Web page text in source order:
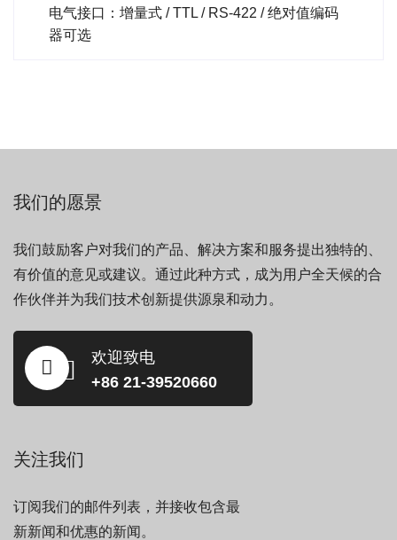
电气接口：增量式 / TTL / RS-422 / 绝对值编码
器可选
我们的愿景
我们鼓励客户对我们的产品、解决方案和服务提出独特的、
有价值的意见或建议。通过此种方式，成为用户全天候的合
作伙伴并为我们技术创新提供源泉和动力。
欢迎致电
+86 21-39520660
关注我们
订阅我们的邮件列表，并接收包含最
新新闻和优惠的新闻。